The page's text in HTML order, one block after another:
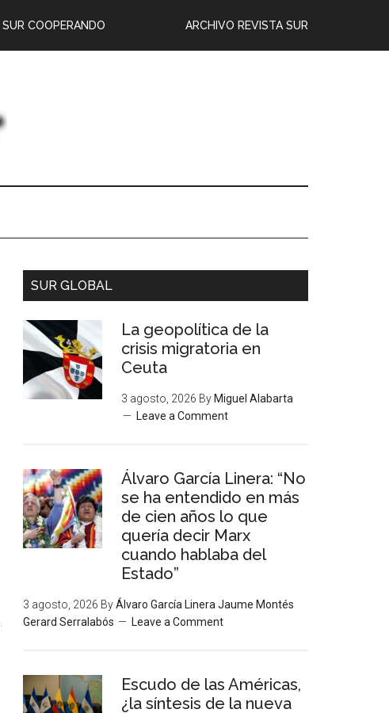
ARCHIVO REVISTA SUR
SUR COOPERANDO
SUR GLOBAL
La geopolítica de la
crisis migratoria en
Ceuta
3 agosto, 2026 By Miguel Alabarta
Leave a Comment
Álvaro García Linera: “No
se ha entendido en más
de cien años lo que
quería decir Marx
cuando hablaba del
Estado”
3 agosto, 2026 ByÁlvaro García Linera Jaume Montés
Gerard Serralabós
Leave a Comment
Escudo de las Américas,
¿la síntesis de la nueva